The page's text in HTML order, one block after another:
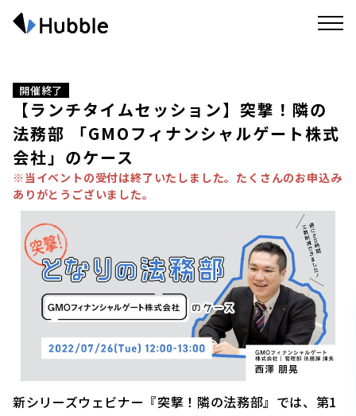
開催終了
【ランチタイムセッション】突撃！隣の
法務部 「GMOフィナンシャルゲート株式
会社」のケース
※当イベントの受付は終了いたしました。たくさんのお申込み
ありがとうございました。
新シリーズウェビナー『突撃！隣の法務部』では、第1